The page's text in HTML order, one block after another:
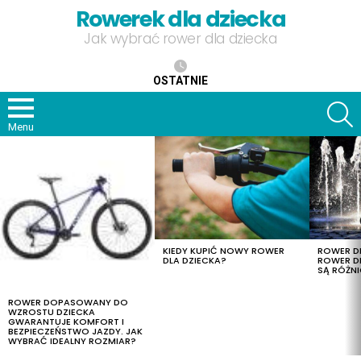
Rowerek dla dziecka
Jak wybrać rower dla dziecka
OSTATNIE
Menu
ROWER DOPASOWANY DO
WZROSTU DZIECKA
GWARANTUJE KOMFORT I
BEZPIECZEŃSTWO JAZDY. JAK
WYBRAĆ IDEALNY ROZMIAR?
KIEDY KUPIĆ NOWY ROWER
DLA DZIECKA?
ROWER
ROWER
SĄ